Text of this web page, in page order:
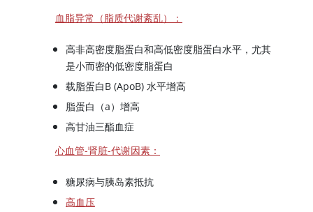
血脂异常（脂质代谢紊乱）：
高非高密度脂蛋白和高低密度脂蛋白水平，尤其
是小而密的低密度脂蛋白
载脂蛋白B (ApoB) 水平增高
脂蛋白（a）增高
高甘油三酯血症
心血管-肾脏-代谢因素：
糖尿病与胰岛素抵抗
高血压